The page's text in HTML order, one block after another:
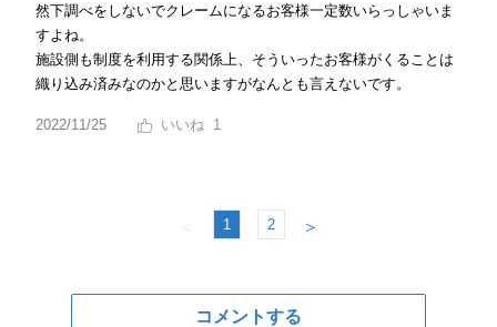
然下調べをしないでクレームになるお客様一定数いらっしゃいま
すよね。
施設側も制度を利用する関係上、そういったお客様がくることは
織り込み済みなのかと思いますがなんとも言えないです。
2022/11/25 1
＜ 1 2 ＞
コメントする